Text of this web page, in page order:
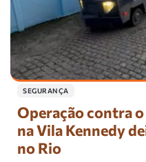
SEGURANÇA
Operação contra
na Vila Kennedy
no Rio